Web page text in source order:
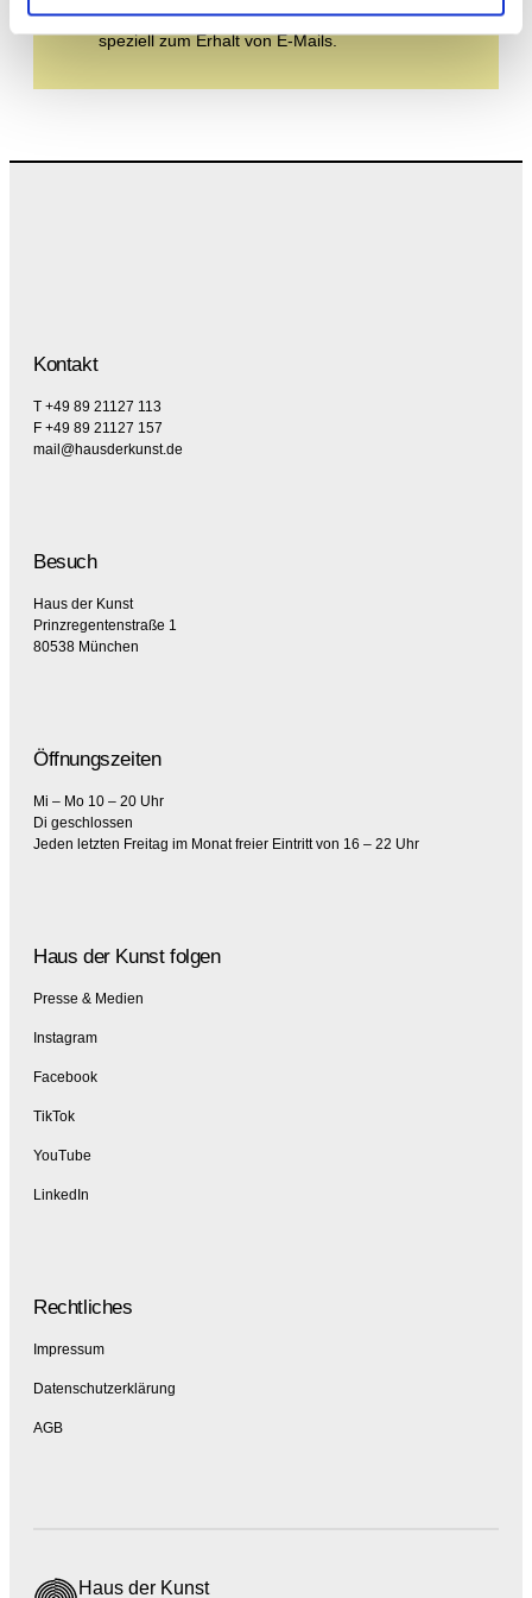
Sie der Datenschutzerklärung und der AGB zu,
speziell zum Erhalt von E-Mails.
Kontakt
T +49 89 21127 113
F +49 89 21127 157
mail@hausderkunst.de
Besuch
Haus der Kunst
Prinzregentenstraße 1
80538 München
Öffnungszeiten
Mi – Mo 10 – 20 Uhr
Di geschlossen
Jeden letzten Freitag im Monat freier Eintritt von 16 – 22 Uhr
Haus der Kunst folgen
Presse & Medien
Instagram
Facebook
TikTok
YouTube
LinkedIn
Rechtliches
Impressum
Datenschutzerklärung
AGB
Haus der Kunst